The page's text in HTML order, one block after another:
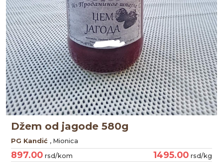
Džem od jagode 580g
PG Kandić , Mionica
897.00 rsd/kom 1495.00 rsd/kg